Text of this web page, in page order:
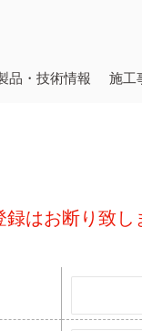
品・技術情報 施工
はお断り致し